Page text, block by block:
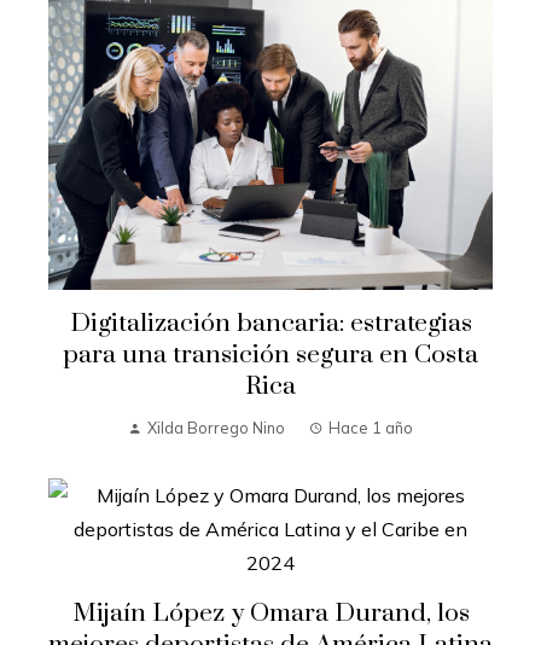
Digitalización bancaria: estrategias
para una transición segura en Costa
Rica
Xilda Borrego Nino Hace 1 año
Mijaín López y Omara Durand, los